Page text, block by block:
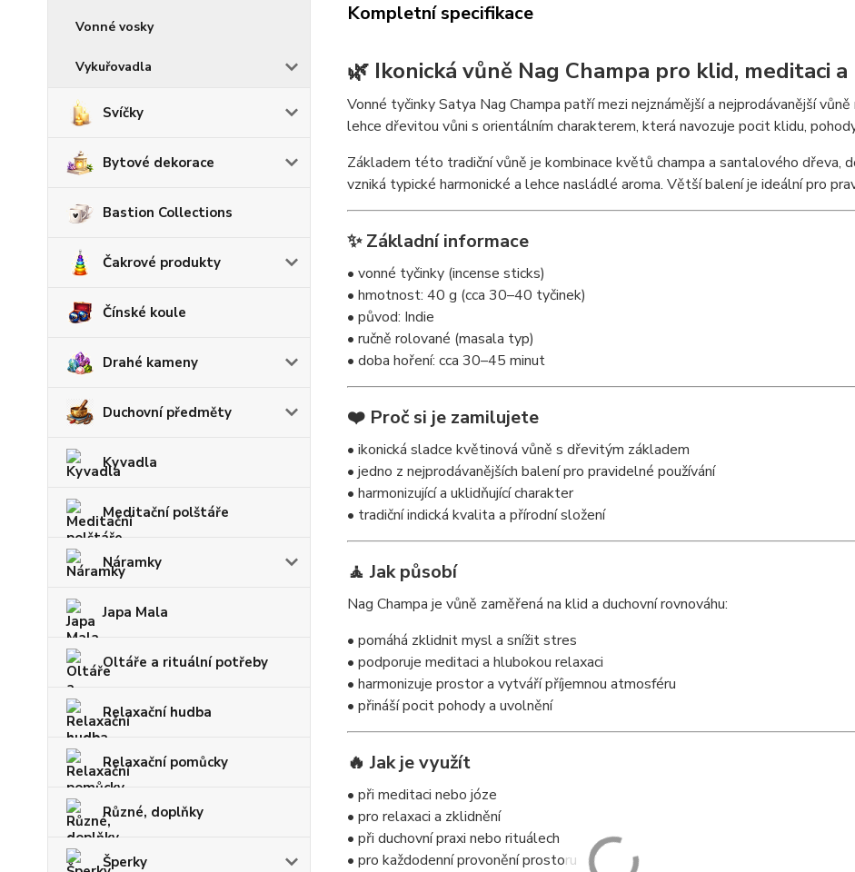
Vonné vosky
Vykuřovadla
Svíčky
Bytové dekorace
Bastion Collections
Čakrové produkty
Čínské koule
Drahé kameny
Duchovní předměty
Kyvadla
Meditační polštáře
Náramky
Japa Mala
Oltáře a rituální potřeby
Relaxační hudba
Relaxační pomůcky
Různé, doplňky
Šperky
Kompletní specifikace
🌿 Ikonická vůně Nag Champa pro klid, meditaci
Vonné tyčinky Satya Nag Champa patří mezi nejznámější a nejprodávanější
lehce dřevitou vůni s orientálním charakterem, která navozuje pocit klidu,
Základem této tradiční vůně je kombinace květů champa a santalového dřeva,
vzniká typické harmonické a lehce nasládlé aroma. Větší balení je ideální pro
✨ Základní informace
• vonné tyčinky (incense sticks)
• hmotnost: 40 g (cca 30–40 tyčinek)
• původ: Indie
• ručně rolované (masala typ)
• doba hoření: cca 30–45 minut
❤️ Proč si je zamilujete
• ikonická sladce květinová vůně s dřevitým základem
• jedno z nejprodávanějších balení pro pravidelné používání
• harmonizující a uklidňující charakter
• tradiční indická kvalita a přírodní složení
🧘 Jak působí
Nag Champa je vůně zaměřená na klid a duchovní rovnováhu:
• pomáhá zklidnit mysl a snížit stres
• podporuje meditaci a hlubokou relaxaci
• harmonizuje prostor a vytváří příjemnou atmosféru
• přináší pocit pohody a uvolnění
🔥 Jak je využít
• při meditaci nebo józe
• pro relaxaci a zklidnění
• při duchovní praxi nebo rituálech
• pro každodenní provonění prostoru